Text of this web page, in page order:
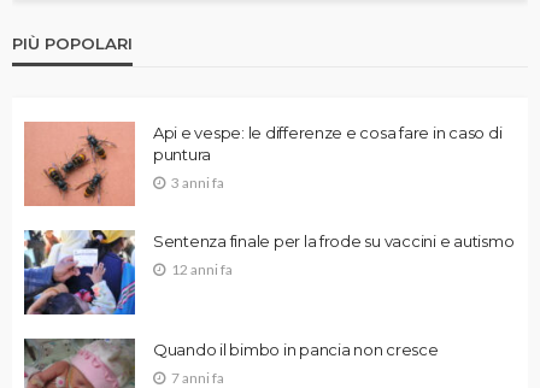
PIÙ POPOLARI
Api e vespe: le differenze e cosa fare in caso di
puntura
3 anni fa
Sentenza finale per la frode su vaccini e autismo
12 anni fa
Quando il bimbo in pancia non cresce
7 anni fa